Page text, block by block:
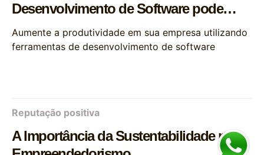
Desenvolvimento de Software pode
Aumentar a Produtividade
Aumente a produtividade em sua empresa utilizando
ferramentas de desenvolvimento de software
Reputação positiva
A Importância da Sustentabilidade no